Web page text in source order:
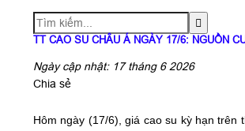
TT CAO SU CHÂU Á NGÀY 17/6: NGUỒN
Ngày cập nhật: 17 tháng 6 2026
Chia sẻ
Hôm ngày (17/6), giá cao su kỳ hạn